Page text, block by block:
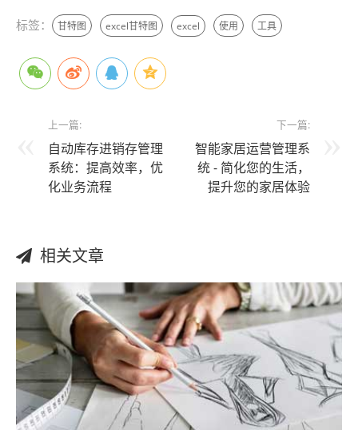
标签： 甘特图 excel甘特图 excel 使用 工具
上一篇:
自动库存进销存管理
系统：提高效率，优
化业务流程
下一篇:
智能家居运营管理系
统 - 简化您的生活，
提升您的家居体验
相关文章